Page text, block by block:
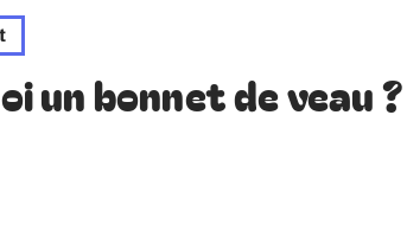
un bonnet de veau ?